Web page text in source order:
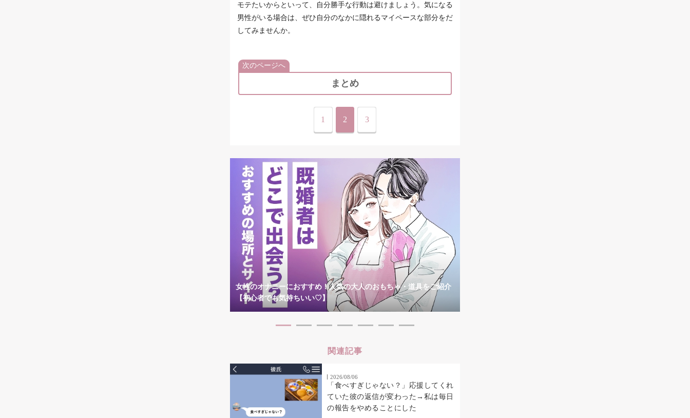
モテたいからといって、自分勝手な行動は避けましょう。気になる
男性がいる場合は、ぜひ自分のなかに隠れるマイペースな部分をだ
してみませんか。
次のページへ
まとめ
1 2 3
女性のオナニーにおすすめ！人気の大人のおもちゃ・道具をご紹介
【初心者でも気持ちいい♡】
関連記事
2026/08/06
「食べすぎじゃない？」応援してくれ
ていた彼の返信が変わった→私は毎日
の報告をやめることにした